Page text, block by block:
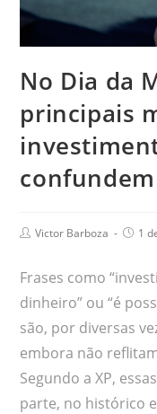
No Dia da
principais
Victor Barboza 1
Frases como
dinheiro” ou “é
são, por diversas
embora não
Segundo a XP,
parte, no histórico